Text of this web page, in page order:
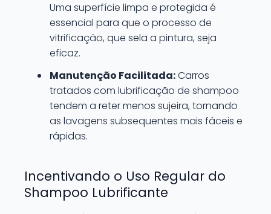
Uma superfície limpa e protegida é
essencial para que o processo de
vitrificação, que sela a pintura, seja
eficaz.
Manutenção Facilitada:Carros
tratados com lubrificação de shampoo
tendem a reter menos sujeira, tornando
as lavagens subsequentes mais fáceis e
rápidas.
Incentivando o Uso Regular do
Shampoo Lubrificante